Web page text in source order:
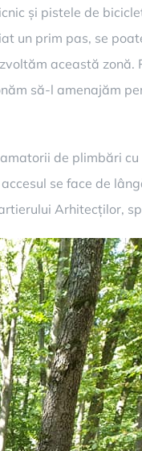
și pistele de
un prim pas, se
această zonă.
să-l amenajăm
de plimbări
se face de
Arhitecților,